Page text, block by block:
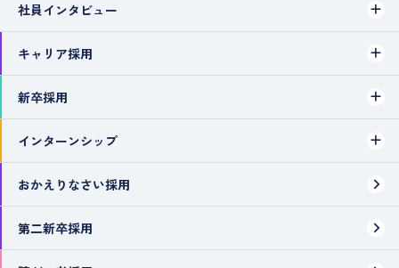
社員インタビュー
キャリア採用
新卒採用
インターンシップ
おかえりなさい採用
第二新卒採用